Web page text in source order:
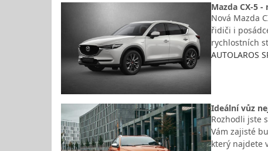
Mazda CX-5
Nová Mazda
řidiči i
rychlostních
AUTOLAROS
Ideální vůz
Rozhodli jste
Vám zajisté
který najdete